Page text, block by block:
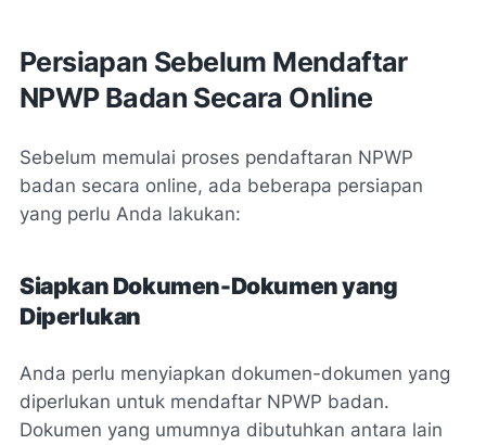
Persiapan Sebelum Mendaftar
NPWP Badan Secara Online
Sebelum memulai proses pendaftaran NPWP
badan secara online, ada beberapa persiapan
yang perlu Anda lakukan:
Siapkan Dokumen-Dokumen yang
Diperlukan
Anda perlu menyiapkan dokumen-dokumen yang
diperlukan untuk mendaftar NPWP badan.
Dokumen yang umumnya dibutuhkan antara lain